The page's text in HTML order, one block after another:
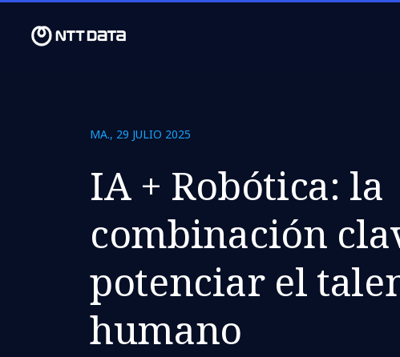
MA., 29 JULIO 2025
IA + Robótica: la
combinación
potenciar el
humano